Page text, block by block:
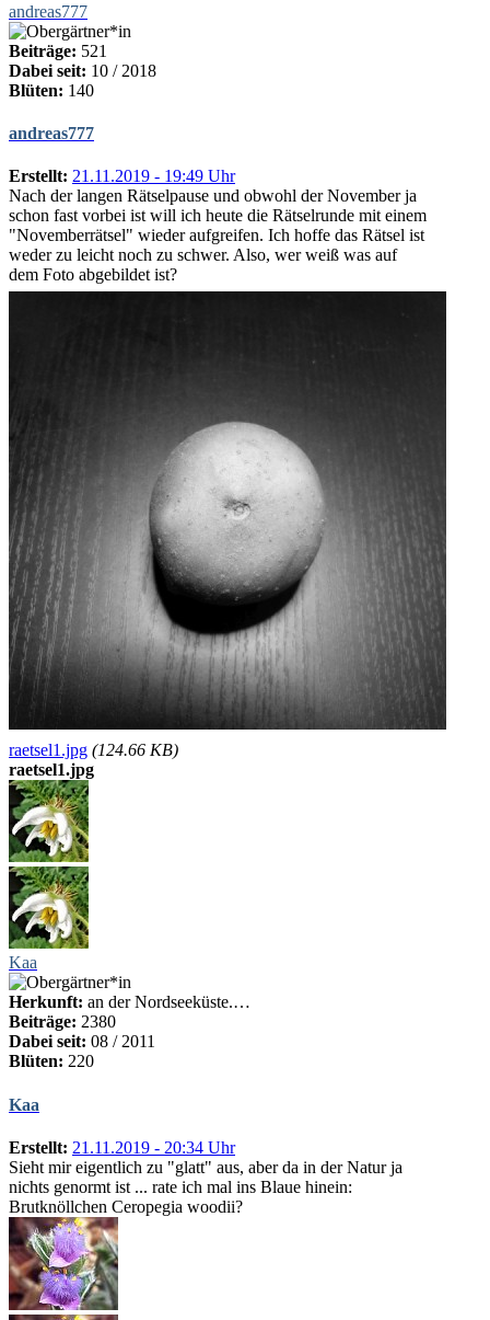
andreas777
Beiträge: 521
Dabei seit: 10 / 2018
Blüten: 140
andreas777
Erstellt: 21.11.2019 - 19:49 Uhr
Nach der langen Rätselpause und obwohl der November ja
schon fast vorbei ist will ich heute die Rätselrunde mit einem
"Novemberrätsel" wieder aufgreifen. Ich hoffe das Rätsel ist
weder zu leicht noch zu schwer. Also, wer weiß was auf
dem Foto abgebildet ist?
raetsel1.jpg (124.66 KB)
raetsel1.jpg
Kaa
Herkunft: an der Nordseeküste.…
Beiträge: 2380
Dabei seit: 08 / 2011
Blüten: 220
Kaa
Erstellt: 21.11.2019 - 20:34 Uhr
Sieht mir eigentlich zu "glatt" aus, aber da in der Natur ja
nichts genormt ist ... rate ich mal ins Blaue hinein:
Brutknöllchen Ceropegia woodii?